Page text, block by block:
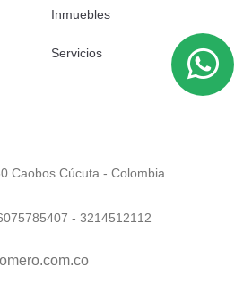
Inmuebles
Servicios
Caobos Cúcuta - Colombia
- 3214512112